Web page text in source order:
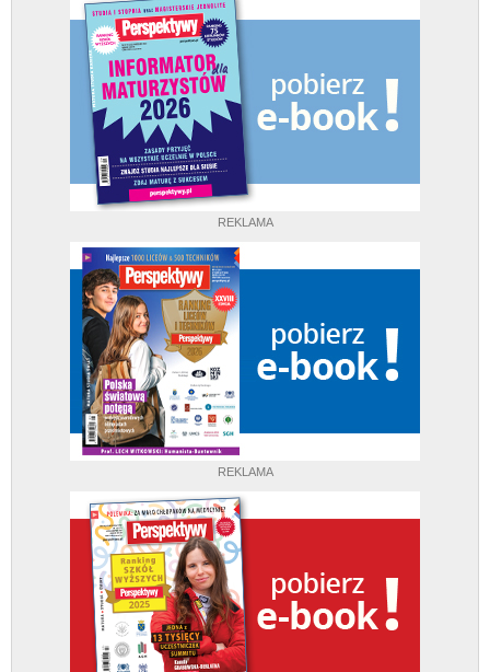
REKLAMA
REKLAMA